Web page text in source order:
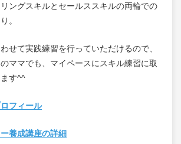
ングスキルとセールススキルの両輪での
。
せて実践練習を行っていただけるので、
ママでも、マイペースにスキル練習に取
す^^
フィール
養成講座の詳細